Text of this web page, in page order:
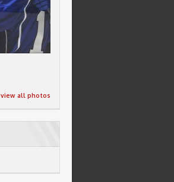
view all photos